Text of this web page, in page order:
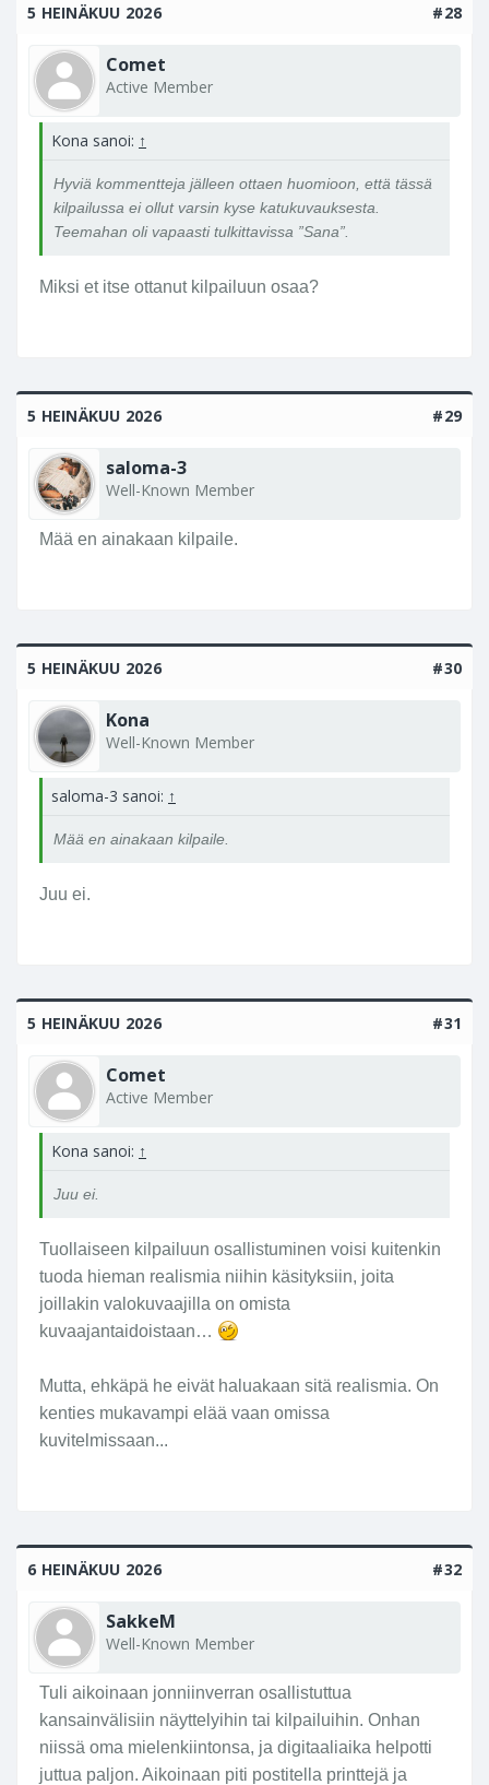
j
,
k
i
r
k
u
n
il
l
a
L
k
a
n
s
a
5 HEINÄKUU 2026 #28
Comet
Active Member
Kona sanoi: ↑
Hyviä kommentteja jälleen ottaen huomioon, että tässä
kilpailussa ei ollut varsin kyse katukuvauksesta.
Teemahan oli vapaasti tulkittavissa ”Sana”.
Miksi et itse ottanut kilpailuun osaa?
5 HEINÄKUU 2026 #29
saloma-3
Well-Known Member
Mää en ainakaan kilpaile.
5 HEINÄKUU 2026 #30
Kona
Well-Known Member
saloma-3 sanoi: ↑
Mää en ainakaan kilpaile.
Juu ei.
5 HEINÄKUU 2026 #31
Comet
Active Member
Kona sanoi: ↑
Juu ei.
Tuollaiseen kilpailuun osallistuminen voisi kuitenkin
tuoda hieman realismia niihin käsityksiin, joita
joillakin valokuvaajilla on omista
kuvaajantaidoistaan…
Mutta, ehkäpä he eivät haluakaan sitä realismia. On
kenties mukavampi elää vaan omissa
kuvitelmissaan...
6 HEINÄKUU 2026 #32
SakkeM
Well-Known Member
Tuli aikoinaan jonniinverran osallistuttua
kansainvälisiin näyttelyihin tai kilpailuihin. Onhan
niissä oma mielenkiintonsa, ja digitaaliaika helpotti
juttua paljon. Aikoinaan piti postitella printtejä ja